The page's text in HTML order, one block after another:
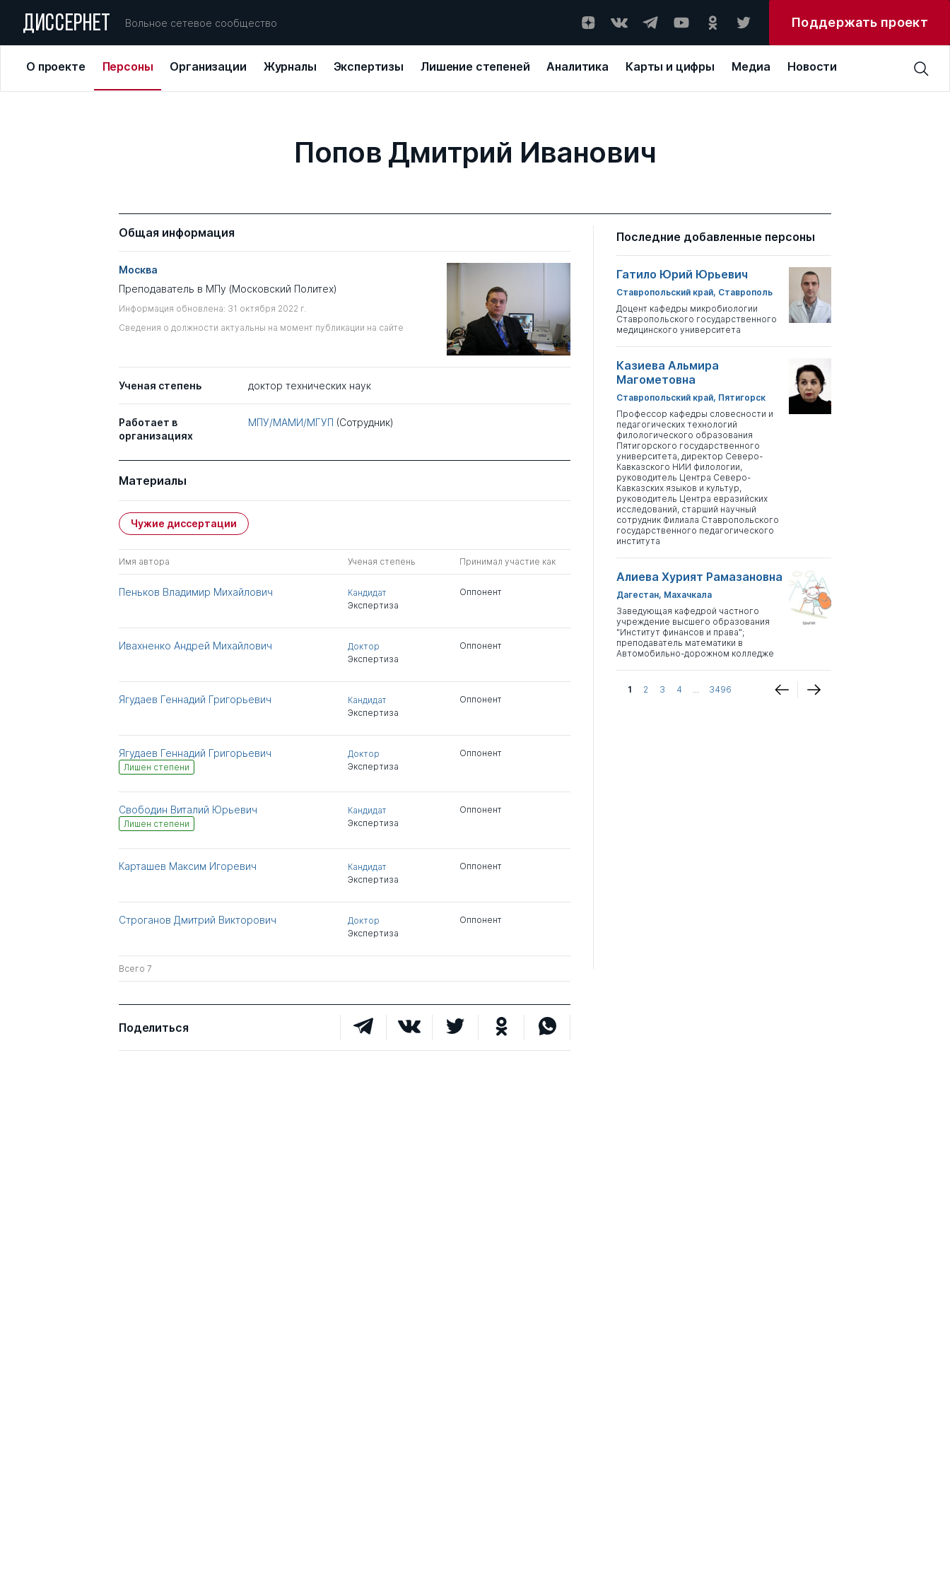
ДИССЕРНЕТ Вольное сетевое сообщество Поддержать проект
О проекте Персоны Организации Журналы Экспертизы Лишение степеней Аналитика Карты и цифры Медиа Новости
Попов Дмитрий Иванович
Общая информация
Москва
Преподаватель в МПу (Московский Политех)
Информация обновлена: 31 октября 2022 г.
Сведения о должности актуальны на момент публикации на сайте
Ученая степень доктор технических наук
Работает в
организациях
МПУ/МАМИ/МГУП (Сотрудник)
Материалы
Чужие диссертации
Имя автора Ученая степень Принимал участие как
Пеньков Владимир Михайлович
Кандидат
Экспертиза
Оппонент
Ивахненко Андрей Михайлович
Доктор
Экспертиза
Оппонент
Ягудаев Геннадий Григорьевич
Кандидат
Экспертиза
Оппонент
Ягудаев Геннадий Григорьевич
Лишен степени
Доктор
Экспертиза
Оппонент
Свободин Виталий Юрьевич
Лишен степени
Кандидат
Экспертиза
Оппонент
Карташев Максим Игоревич
Кандидат
Экспертиза
Оппонент
Строганов Дмитрий Викторович
Доктор
Экспертиза
Оппонент
Всего 7
Поделиться
Последние добавленные персоны
Гатило Юрий Юрьевич
Ставропольский край, Ставрополь
Доцент кафедры микробиологии
Ставропольского государственного
медицинского университета
Казиева Альмира
Магометовна
Ставропольский край, Пятигорск
Профессор кафедры словесности и
педагогических технологий
филологического образования
Пятигорского государственного
университета, директор Северо-
Кавказского НИИ филологии,
руководитель Центра Северо-
Кавказских языков и культур,
руководитель Центра евразийских
исследований, старший научный
сотрудник Филиала Ставропольского
государственного педагогического
института
Алиева Хурият Рамазановна
Дагестан, Махачкала
Заведующая кафедрой частного
учреждение высшего образования
"Институт финансов и права";
преподаватель математики в
Автомобильно-дорожном колледже
1 2 3 4 ... 3496